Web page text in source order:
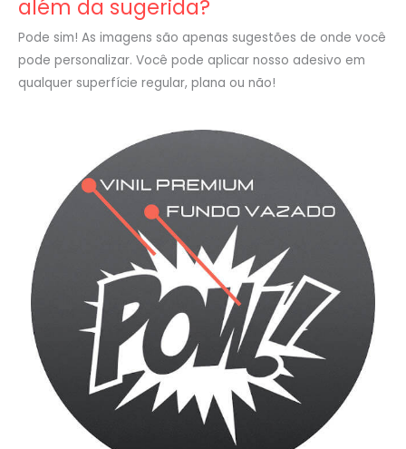
além da sugerida?
Pode sim! As imagens são apenas sugestões de onde você
pode personalizar. Você pode aplicar nosso adesivo em
qualquer superfície regular, plana ou não!